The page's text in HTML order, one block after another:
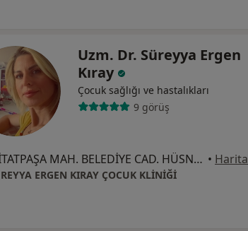
Uzm. Dr. Süreyya Ergen
Kıray
Çocuk sağlığı ve hastalıkları
9 görüş
MİTATPAŞA MAH. BELEDİYE CAD. HÜSNÜBEY İŞMERKEZİ NO: 126 KAT :2 DAİRE: 4, Salihli • Harita
ERGEN KIRAY ÇOCUK KLİNİĞİ